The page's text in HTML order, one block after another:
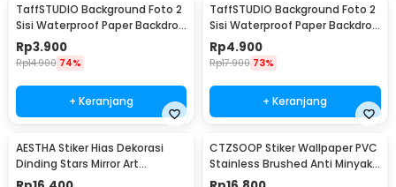
TaffSTUDIO Background Foto 2
Sisi Waterproof Paper Backdrop
57x87cm Polos - C58
Rp3.900
Rp14.900 74%
+ Keranjang
TaffSTUDIO Background Foto 2
Sisi Waterproof Paper Backdrop
57x87cm Leaf Shadow - C58
Rp4.900
Rp17.900 73%
+ Keranjang
AESTHA Stiker Hias Dekorasi
Dinding Stars Mirror Art
Wallpaper 82 PCS - ASH82
CTZSOOP Stiker Wallpaper PVC
Stainless Brushed Anti Minyak
Waterproof 100x40cm -